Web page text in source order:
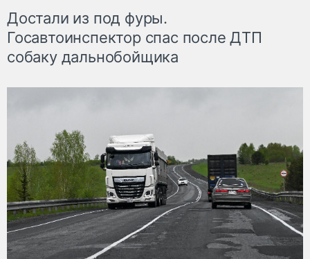
Достали из под фуры.
Госавтоинспектор спас после ДТП
собаку дальнобойщика